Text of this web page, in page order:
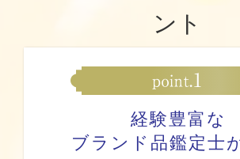
ント
経験豊富な
ブランド品鑑定士